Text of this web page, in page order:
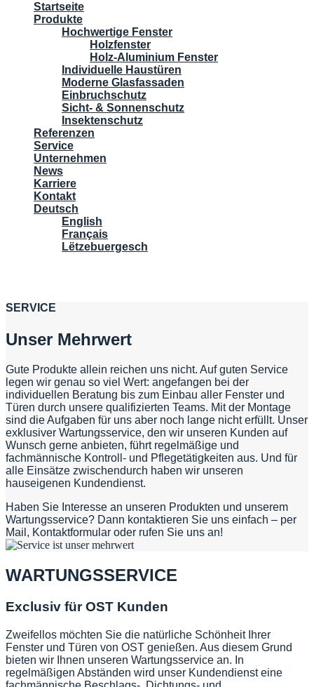
Startseite
Produkte
Hochwertige Fenster
Holzfenster
Holz-Aluminium Fenster
Individuelle Haustüren
Moderne Glasfassaden
Einbruchschutz
Sicht- & Sonnenschutz
Insektenschutz
Referenzen
Service
Unternehmen
News
Karriere
Kontakt
Deutsch
English
Français
Lëtzebuergesch
SERVICE
Unser Mehrwert
Gute Produkte allein reichen uns nicht. Auf guten Service
legen wir genau so viel Wert: angefangen bei der
individuellen Beratung bis zum Einbau aller Fenster und
Türen durch unsere qualifizierten Teams. Mit der Montage
sind die Aufgaben für uns aber noch lange nicht erfüllt. Unser
exklusiver Wartungsservice, den wir unseren Kunden auf
Wunsch gerne anbieten, führt regelmäßige und
fachmännische Kontroll- und Pflegetätigkeiten aus. Und für
alle Einsätze zwischendurch haben wir unseren
hauseigenen Kundendienst.
Haben Sie Interesse an unseren Produkten und unserem
Wartungsservice? Dann kontaktieren Sie uns einfach – per
Mail, Kontaktformular oder rufen Sie uns an!
WARTUNGSSERVICE
Exclusiv für OST Kunden
Zweifellos möchten Sie die natürliche Schönheit Ihrer
Fenster und Türen von OST genießen. Aus diesem Grund
bieten wir Ihnen unseren Wartungsservice an. In
regelmäßigen Abständen wird unser Kundendienst eine